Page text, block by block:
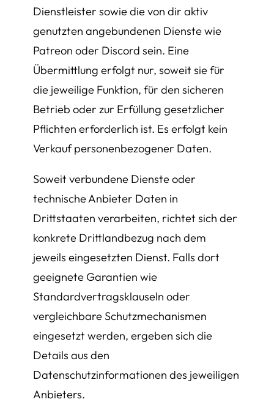
Dienstleister sowie die von dir aktiv
genutzten angebundenen Dienste wie
Patreon oder Discord sein. Eine
Übermittlung erfolgt nur, soweit sie für
die jeweilige Funktion, für den sicheren
Betrieb oder zur Erfüllung gesetzlicher
Pflichten erforderlich ist. Es erfolgt kein
Verkauf personenbezogener Daten.
Soweit verbundene Dienste oder
technische Anbieter Daten in
Drittstaaten verarbeiten, richtet sich der
konkrete Drittlandbezug nach dem
jeweils eingesetzten Dienst. Falls dort
geeignete Garantien wie
Standardvertragsklauseln oder
vergleichbare Schutzmechanismen
eingesetzt werden, ergeben sich die
Details aus den
Datenschutzinformationen des jeweiligen
Anbieters.